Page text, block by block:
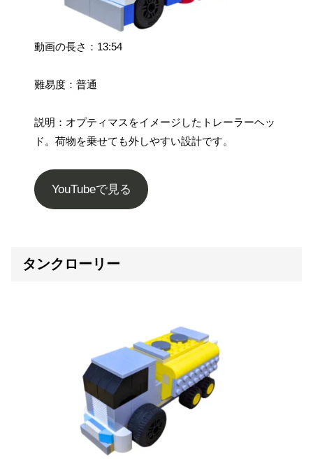
動画の長さ：13:54
難易度：普通
説明：オプティマスをイメージしたトレーラーヘッ
ド。荷物を乗せても外しやすい設計です。
YouTubeで見る
タンクローリー